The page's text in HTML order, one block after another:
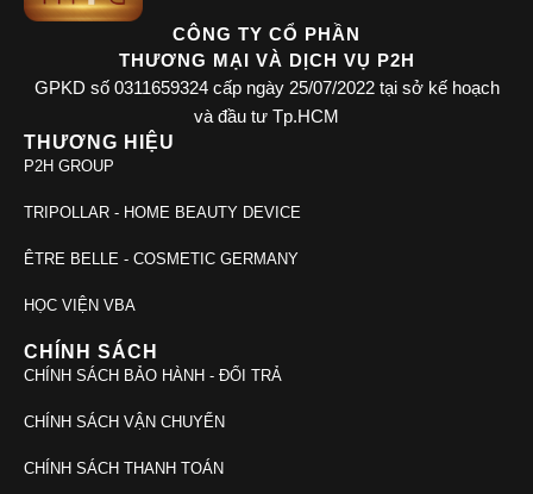
CÔNG TY CỔ PHẦN
THƯƠNG MẠI VÀ DỊCH VỤ P2H
GPKD số 0311659324 cấp ngày 25/07/2022 tại sở kế hoạch
và đầu tư Tp.HCM
THƯƠNG HIỆU
P2H GROUP
TRIPOLLAR - HOME BEAUTY DEVICE
ÊTRE BELLE - COSMETIC GERMANY
HỌC VIỆN VBA
CHÍNH SÁCH
CHÍNH SÁCH BẢO HÀNH - ĐỔI TRẢ
CHÍNH SÁCH VẬN CHUYỂN
CHÍNH SÁCH THANH TOÁN